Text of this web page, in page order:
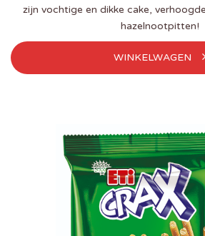
zijn vochtige en dikke cake,
hazelnootpitten!
WINKELWAGEN